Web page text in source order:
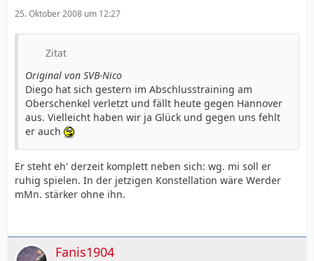
25. Oktober 2008 um 12:27
Zitat
Original von SVB-Nico
Diego hat sich gestern im Abschlusstraining am
Oberschenkel verletzt und fällt heute gegen Hannover
aus. Vielleicht haben wir ja Glück und gegen uns fehlt
er auch
Er steht eh' derzeit komplett neben sich: wg. mi soll er
ruhig spielen. In der jetzigen Konstellation wäre Werder
mMn. stärker ohne ihn.
Fanis1904